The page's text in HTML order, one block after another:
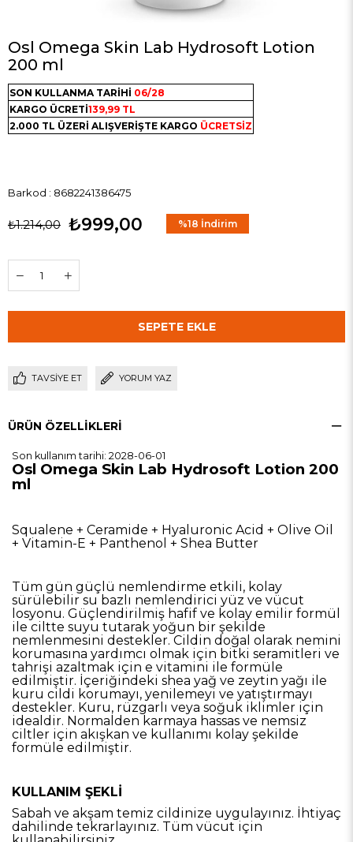
Osl Omega Skin Lab Hydrosoft Lotion
200 ml
SON KULLANMA TARİHİ 06/28
KARGO ÜCRETİ139,99 TL
2.000 TL ÜZERİ ALIŞVERİŞTE KARGO ÜCRETSİZ
Barkod : 8682241386475
₺1.214,00 ₺999,00 %18 İndirim
TAVSIYE ET YORUM YAZ
ÜRÜN ÖZELLIKLERI
Son kullanım tarihi: 2028-06-01
Osl Omega Skin Lab Hydrosoft Lotion 200
ml
Squalene + Ceramide + Hyaluronic Acid + Olive Oil
+ Vitamin-E + Panthenol + Shea Butter
Tüm gün güçlü nemlendirme etkili, kolay
sürülebilir su bazlı nemlendirici yüz ve vücut
losyonu. Güçlendirilmiş hafif ve kolay emilir formül
ile ciltte suyu tutarak yoğun bir şekilde
nemlenmesini destekler. Cildin doğal olarak nemini
korumasına yardımcı olmak için bitki seramitleri ve
tahrişi azaltmak için e vitamini ile formüle
edilmiştir. İçeriğindeki shea yağ ve zeytin yağı ile
kuru cildi korumayı, yenilemeyi ve yatıştırmayı
destekler. Kuru, rüzgarlı veya soğuk iklimler için
idealdir. Normalden karmaya hassas ve nemsiz
ciltler için akışkan ve kullanımı kolay şekilde
formüle edilmiştir.
KULLANIM ŞEKLİ
Sabah ve akşam temiz cildinize uygulayınız. İhtiyaç
dahilinde tekrarlayınız. Tüm vücut için